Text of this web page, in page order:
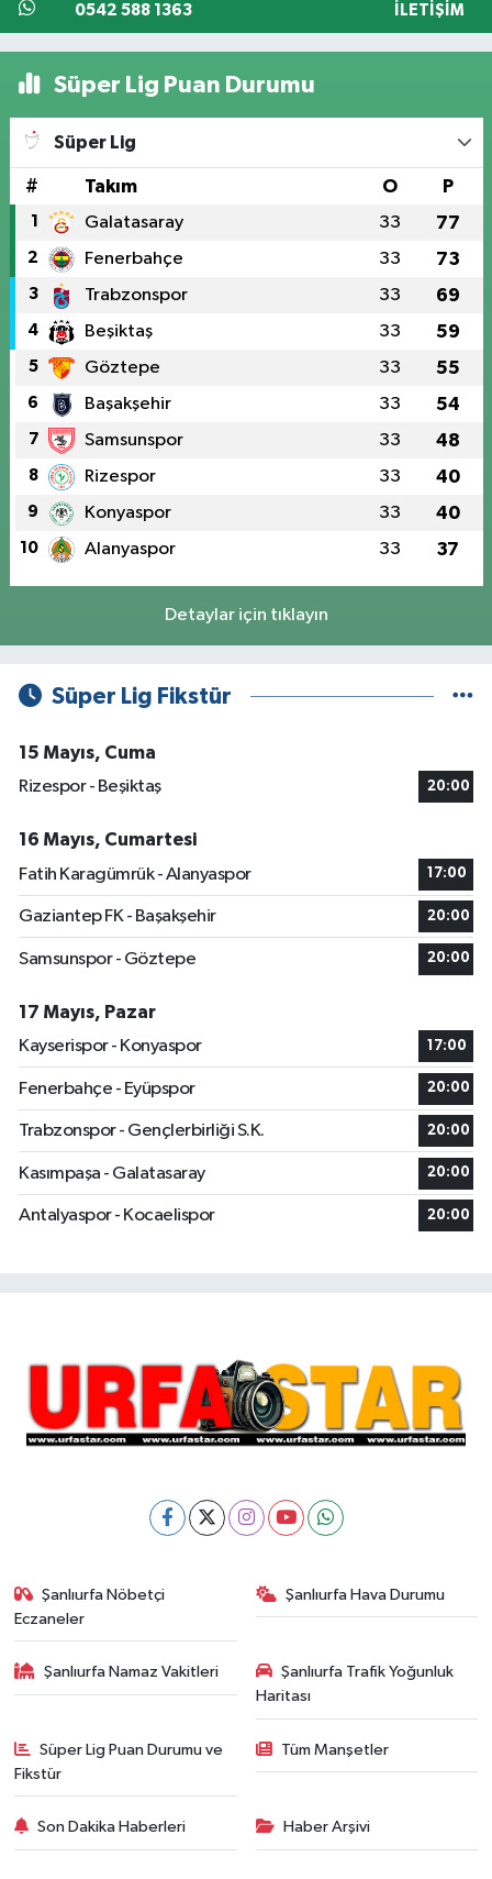
0542 588 1363 İLETIŞIM
Süper Lig Puan Durumu
Süper Lig
# Takım O P
1 Galatasaray 33 77
2 Fenerbahçe 33 73
3 Trabzonspor 33 69
4 Beşiktaş 33 59
5 Göztepe 33 55
6 Başakşehir 33 54
7 Samsunspor 33 48
8 Rizespor 33 40
9 Konyaspor 33 40
10 Alanyaspor 33 37
Detaylar için tıklayın
Süper Lig Fikstür
15 Mayıs, Cuma
Rizespor - Beşiktaş
20:00
16 Mayıs, Cumartesi
Fatih Karagümrük - Alanyaspor
17:00
Gaziantep FK - Başakşehir 20:00
Samsunspor - Göztepe 20:00
17 Mayıs, Pazar
Kayserispor - Konyaspor
17:00
Fenerbahçe - Eyüpspor 20:00
Trabzonspor - Gençlerbirliği S.K. 20:00
Kasımpaşa - Galatasaray 20:00
Antalyaspor - Kocaelispor 20:00
Şanlıurfa Nöbetçi
Eczaneler
Şanlıurfa Hava Durumu
Şanlıurfa Namaz Vakitleri
Şanlıurfa Trafik Yoğunluk
Haritası
Süper Lig Puan Durumu ve
Fikstür
Tüm Manşetler
Son Dakika Haberleri Haber Arşivi